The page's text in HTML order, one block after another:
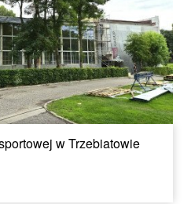
w Trzebiatowie